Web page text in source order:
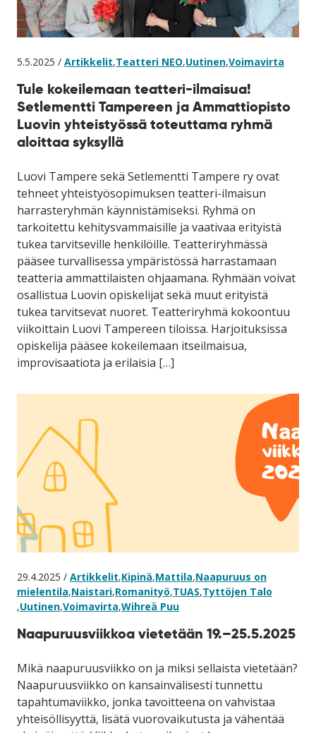
5.5.2025 / Artikkelit,Teatteri NEO,Uutinen,Voimavirta
Tule kokeilemaan teatteri-ilmaisua!
Setlementti Tampereen ja Ammattiopisto
Luovin yhteistyössä toteuttama ryhmä
aloittaa syksyllä
Luovi Tampere sekä Setlementti Tampere ry ovat
tehneet yhteistyösopimuksen teatteri-ilmaisun
harrasteryhmän käynnistämiseksi. Ryhmä on
tarkoitettu kehitysvammaisille ja vaativaa erityistä
tukea tarvitseville henkilöille. Teatteriryhmässä
pääsee turvallisessa ympäristössä harrastamaan
teatteria ammattilaisten ohjaamana. Ryhmään voivat
osallistua Luovin opiskelijat sekä muut erityistä
tukea tarvitsevat nuoret. Teatteriryhmä kokoontuu
viikoittain Luovi Tampereen tiloissa. Harjoituksissa
opiskelija pääsee kokeilemaan itseilmaisua,
improvisaatiota ja erilaisia […]
29.4.2025 / Artikkelit,Kipinä,Mattila,Naapuruus on
mielentila,Naistari,Romanityö,TUAS,Tyttöjen Talo
,Uutinen,Voimavirta,Wihreä Puu
Naapuruusviikkoa vietetään 19.–25.5.2025
Mikä naapuruusviikko on ja miksi sellaista vietetään?
Naapuruusviikko on kansainvälisesti tunnettu
tapahtumaviikko, jonka tavoitteena on vahvistaa
yhteisöllisyyttä, lisätä vuorovaikutusta ja vähentää